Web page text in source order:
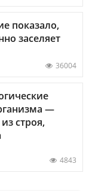
показало,
заселяет
36004
—
строя,
4843